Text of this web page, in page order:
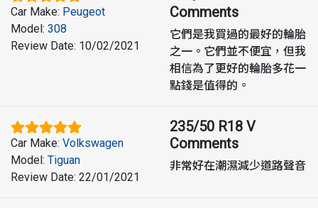
Car Make: Peugeot
Model: 308
Review Date: 10/02/2021
Comments
它們是我買過的最好的輪胎
之一。它們並不便宜，但我
相信為了更好的輪胎多花一
點錢是值得的。
Car Make: Volkswagen
Model: Tiguan
Review Date: 22/01/2021
235/50 R18 V
Comments
非常好在潮濕減少道路聲音